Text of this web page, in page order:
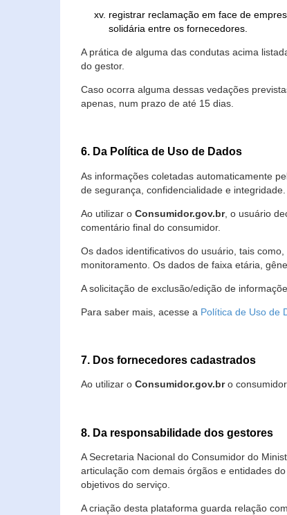
registrar reclamação em face de
solidária entre os fornecedores.
A prática de alguma das condutas acima
do gestor.
Caso ocorra alguma dessas vedações
apenas, num prazo de até 15 dias.
6. Da Política de Uso de Dados
As informações coletadas automaticamente
de segurança, confidencialidade e integridade.
Ao utilizar o Consumidor.gov.br, o usuário
comentário final do consumidor.
Os dados identificativos do usuário, tais
monitoramento. Os dados de faixa etária,
A solicitação de exclusão/edição de
Para saber mais, acesse a Política de Uso de
7. Dos fornecedores cadastrados
Ao utilizar o Consumidor.gov.bro
8. Da responsabilidade dos gestores
A Secretaria Nacional do Consumidor do
articulação com demais órgãos e entidades
objetivos do serviço.
A criação desta plataforma guarda relação